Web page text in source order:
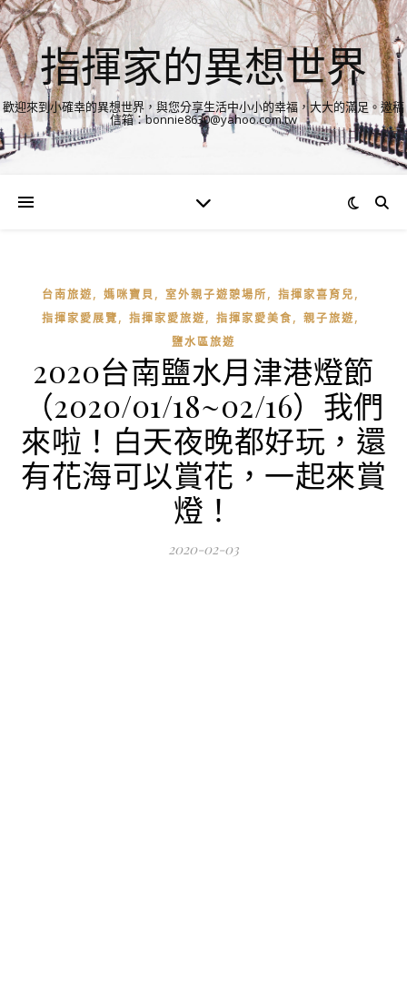
指揮家的異想世界
歡迎來到小確幸的異想世界，與您分享生活中小小的幸福，大大的滿足。邀稿
信箱：bonnie8630@yahoo.com.tw
台南旅遊, 媽咪寶貝, 室外親子遊憩場所, 指揮家喜育兒,
指揮家愛展覽, 指揮家愛旅遊, 指揮家愛美食, 親子旅遊,
鹽水區旅遊
2020台南鹽水月津港燈節
（2020/01/18~02/16）我們
來啦！白天夜晚都好玩，還
有花海可以賞花，一起來賞
燈！
2020-02-03